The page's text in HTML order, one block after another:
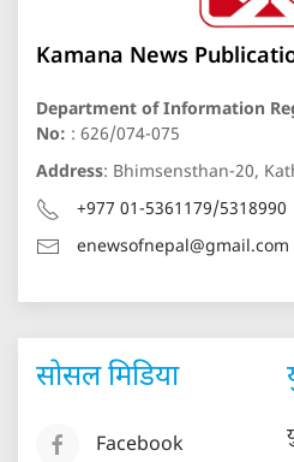
Kamana News
Department of Information
No: : 626/074-075
Address: Bhimsensthan-20,
+977 01-5361179/5318990
enewsofnepal@gmail.com
सोसल मिडिया
Facebook